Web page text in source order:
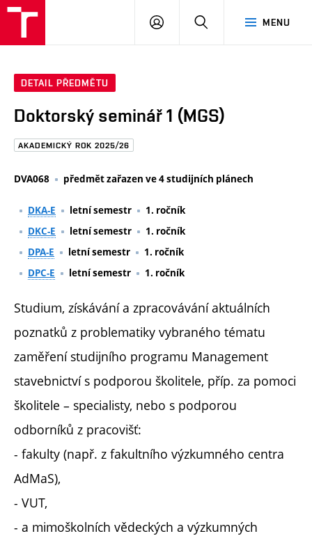
Brno
MENU
PŘIHLÁSIT
DETAIL PŘEDMĚTU
Doktorský seminář 1 (MGS)
AKADEMICKÝ ROK 2025/26
DVA068 předmět zařazen ve 4 studijních plánech
DKA-E letní semestr
1. ročník
DKC-E
letní semestr
1. ročník
DPA-E
letní semestr
1. ročník
DPC-E
letní semestr 1. ročník
Studium, získávání a zpracovávání aktuálních
poznatků z problematiky vybraného tématu
zaměření studijního programu Management
stavebnictví s podporou školitele, příp. za pomoci
školitele – specialisty, nebo s podporou
odborníků z pracovišť:
- fakulty (např. z fakultního výzkumného centra
AdMaS),
- VUT,
- a mimoškolních vědeckých a výzkumných